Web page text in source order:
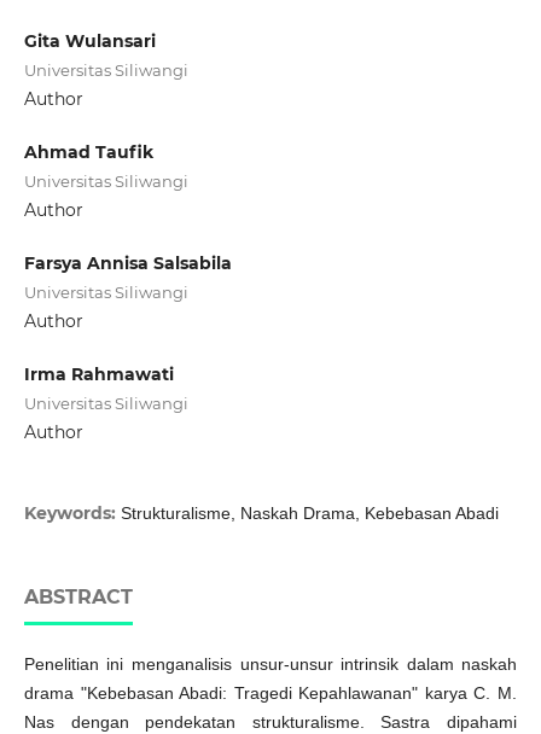
Gita Wulansari
Universitas Siliwangi
Author
Ahmad Taufik
Universitas Siliwangi
Author
Farsya Annisa Salsabila
Universitas Siliwangi
Author
Irma Rahmawati
Universitas Siliwangi
Author
Keywords: Strukturalisme, Naskah Drama, Kebebasan Abadi
ABSTRACT
Penelitian ini menganalisis unsur-unsur intrinsik dalam naskah
drama "Kebebasan Abadi: Tragedi Kepahlawanan" karya C. M.
Nas dengan pendekatan strukturalisme. Sastra dipahami